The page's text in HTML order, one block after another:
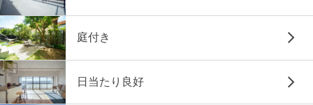
庭付き
日当たり良好